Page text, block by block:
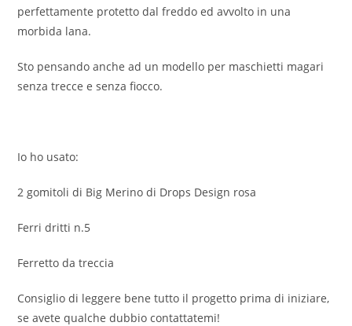
perfettamente protetto dal freddo ed avvolto in una
morbida lana.
Sto pensando anche ad un modello per maschietti magari
senza trecce e senza fiocco.
Io ho usato:
2 gomitoli di Big Merino di Drops Design rosa
Ferri dritti n.5
Ferretto da treccia
Consiglio di leggere bene tutto il progetto prima di iniziare,
se avete qualche dubbio contattatemi!